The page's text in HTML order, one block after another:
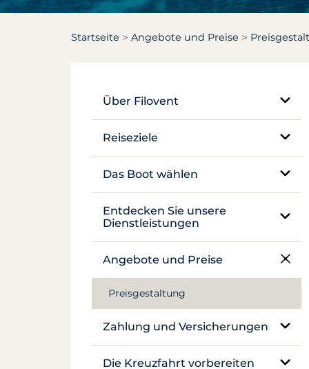
Startseite Angebote und Preise
Über Filovent
Unser Unternehmen
Reiseziele
Ägypten
Kroatien
Antillen
Canal du Midi
Seychellen
Das Boot wählen
Einrumpf-Segelboot
Katamaran
Traditionelles Boot
Motoryacht
Hausboot und Pénichette
Entdecken Sie unsere
Dienstleistungen
Charter ohne Skipper
Charter mit Skipper
Hausbootcharter
Angebote und Preise
Preisgestaltung
Zahlung und Versicherungen
Versicherungen und Kautionen
Die Kreuzfahrt vorbereiten